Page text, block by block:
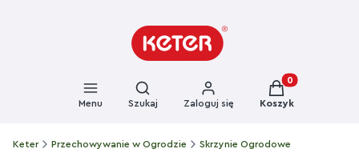
Menu
Otwórz wyszukiwarkę
Szukaj Zaloguj się
Produkty w
Koszyk
Keter Przechowywanie w Ogrodzie Skrzynie Ogrodowe